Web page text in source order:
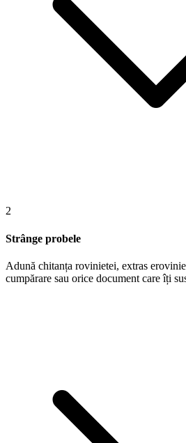
2
Strânge probele
Adună chitanța rovinietei, extras
cumpărare sau orice document care îți